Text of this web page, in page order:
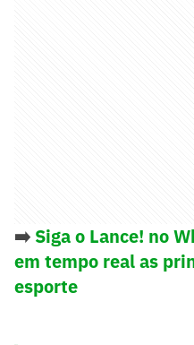
➡️ Siga o Lance! no
em tempo real as
esporte